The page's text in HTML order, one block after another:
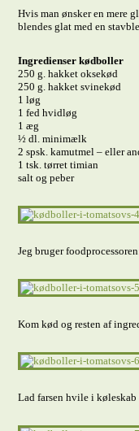
Hvis man ønsker en mere
blendes glat med en
Ingredienser kødboller
250 g. hakket oksekød
250 g. hakket svinekød
1 løg
1 fed hvidløg
1 æg
½ dl. minimælk
2 spsk. kamutmel – eller
1 tsk. tørret timian
salt og peber
Jeg bruger
Kom kød og resten af
Lad farsen hvile i